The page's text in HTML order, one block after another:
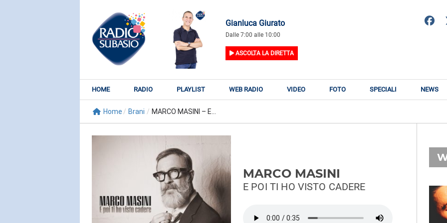
Gianluca Giurato
Dalle 7:00 alle 10:00
ASCOLTA LA DIRETTA
HOME RADIO PLAYLIST WEB RADIO VIDEO FOTO SPECIALI NEWS
Home / Brani / MARCO MASINI – E...
MARCO MASINI
E POI TI HO VISTO CADERE
RADIO SUBY
KATY PERRY
Watch It Burn
ERMAL META,